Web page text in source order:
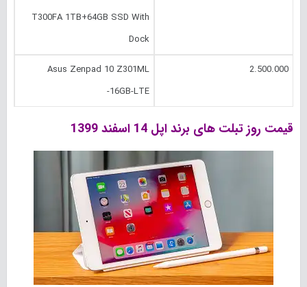
T300FA 1TB+64GB SSD With
Dock
2.500.000
Asus Zenpad 10 Z301ML
-16GB-LTE
قیمت روز تبلت های برند اپل 14 اسفند 1399